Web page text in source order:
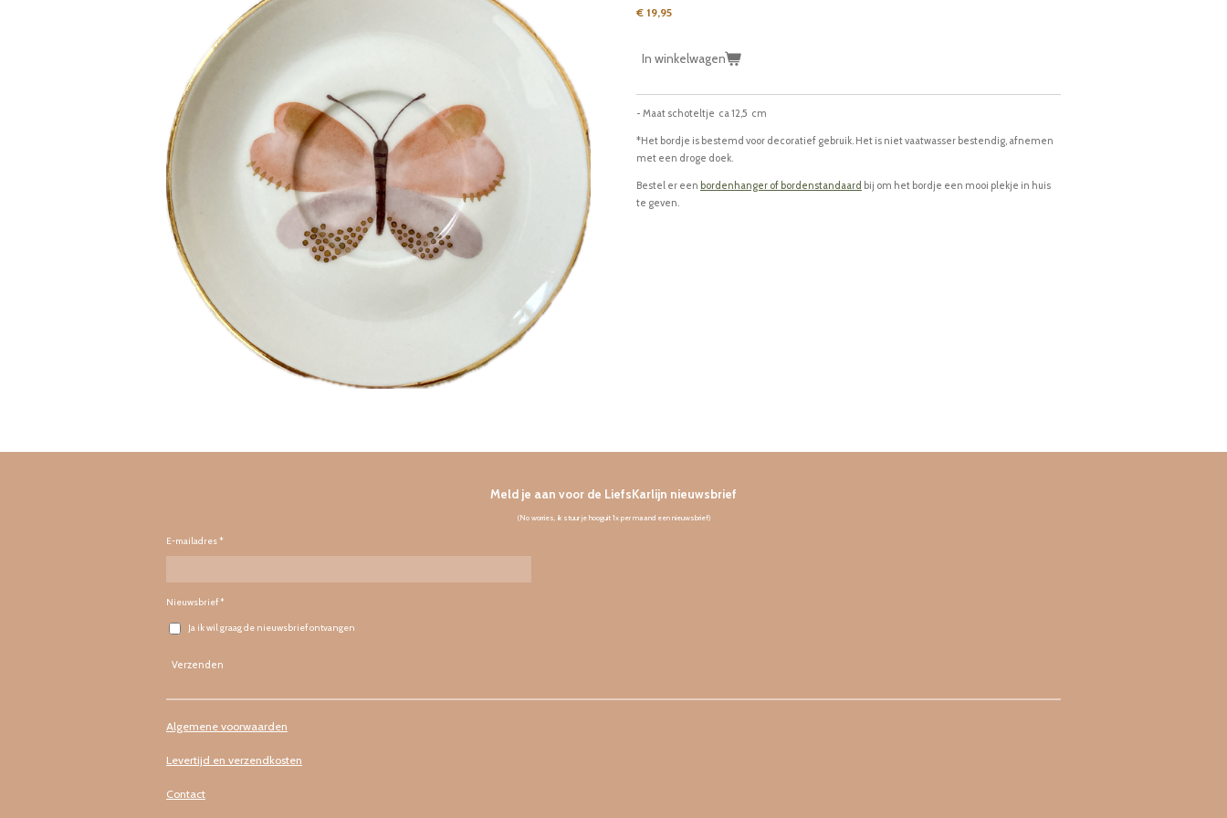
€ 19,95
In winkelwagen
- Maat schoteltje ca 12,5 cm
*Het bordje is bestemd voor decoratief gebruik. Het is niet vaatwasser bestendig, afnemen
met een droge doek.
Bestel er een bordenhanger of bordenstandaard bij om het bordje een mooi plekje in huis
te geven.
Meld je aan voor de LiefsKarlijn nieuwsbrief
(No worries, ik stuur je hooguit 1x per maand een nieuwsbrief)
E-mailadres *
Nieuwsbrief *
Ja ik wil graag de nieuwsbrief ontvangen
Verzenden
Algemene voorwaarden
Levertijd en verzendkosten
Contact